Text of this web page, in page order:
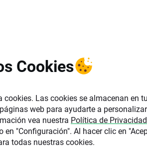
Cookies
cookies. Las cookies se almacenan en
web para ayudarte a
vea nuestra Política de Privacidad
en "Configuración". Al hacer clic en
todas nuestras cookies.